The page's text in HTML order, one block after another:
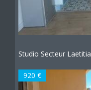
Studio Secteur Laetitia
920 €